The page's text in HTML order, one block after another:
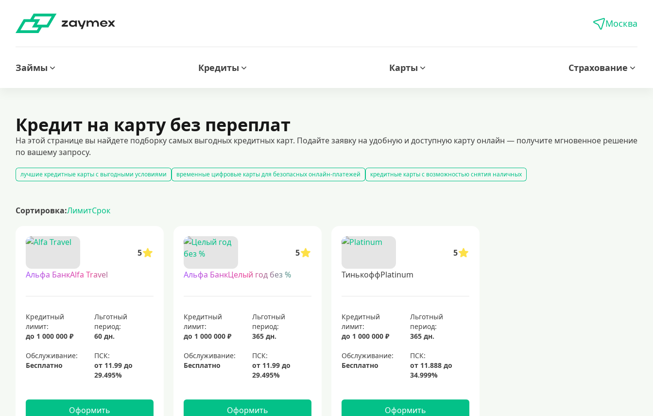
Москва
Займы Кредиты Карты Страхование
Кредит на карту без переплат
На этой странице вы найдете подборку самых выгодных кредитных карт. Подайте заявку на удобную и доступную карту онлайн — получите мгновенное решение
по вашему запросу.
лучшие кредитные карты с выгодными условиями временные цифровые карты для безопасных онлайн-платежей
кредитные карты с возможностью снятия наличных
кредитные карты для клиентов с испорченной кредитной историей
кредитные карты с доставкой на дом — это удобный способ получить финансовый инструмент прямо к вам домой. такие предложения позволяют сэкономить время и избежать походов в банк. услуга доступна
кредитные карты с льготным периодом 120 дней без начисления процентов
кредитные карты с возвратом денег
топовые кредитные карты с выгодными условиями и бонусами.
кредитные карты для каждого
элитные кредитные карты
кредитные карты для совершения покупок кредитные карты мир платиновые кредитные карты мгновенные кредитные карты
Сортировка:ЛимитСрок
5
Альфа БанкAlfa Travel
Кредитный
лимит:
до 1 000 000 ₽
Льготный
период:
60 дн.
Обслуживание:
Бесплатно
Оформить
5
Альфа БанкЦелый год без %
Кредитный
лимит:
до 1 000 000 ₽
Льготный
период:
365 дн.
Обслуживание:
Бесплатно
Оформить
5
ТинькоффPlatinum
Кредитный
лимит:
до 1 000 000 ₽
Льготный
период:
365 дн.
Обслуживание:
Бесплатно
Оформить